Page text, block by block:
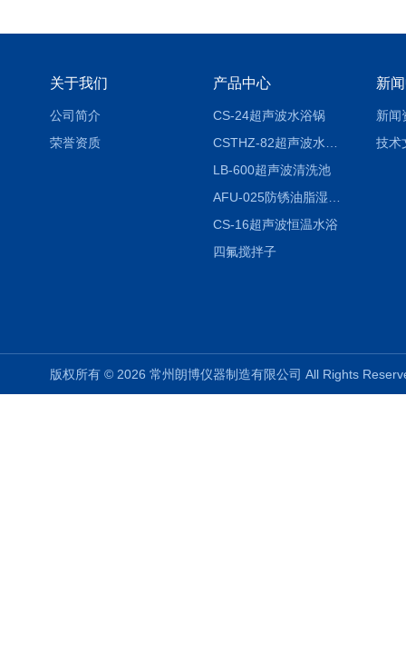
关于我们
公司简介
荣誉资质
产品中心
CS-24超声波水浴锅
LB-600超声波清洗池
CS-16超声波恒温水浴
四氟搅拌子
新
新闻
技术
版权所有 © 2026 常州朗博仪器制造有限公司 All Rights